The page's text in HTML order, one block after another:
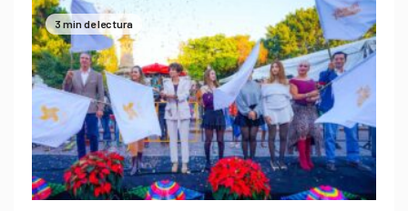
3 min de lectura